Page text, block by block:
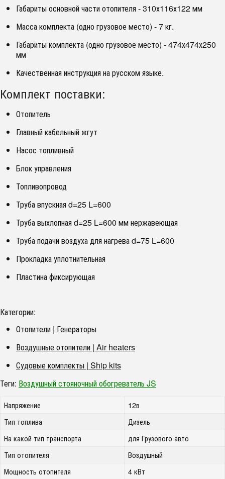
Габариты основной части отопителя - 310х116х122 мм
Масса комплекта (одно грузовое место) - 7 кг.
Габариты комплекта (одно грузовое место) - 474х474х250
мм
Качественная инструкция на русском языке.
Комплект поставки:
Отопитель
Главный кабельный жгут
Насос топливный
Блок управления
Топливопровод
Труба впускная d=25 L=600
Труба выхлопная d=25 L=600 мм нержавеющая
Труба подачи воздуха для нагрева d=75 L=600
Прокладка уплотнительная
Пластина фиксирующая
Категории:
Отопители | Генераторы
Воздушные отопители | Air heaters
Судовые комплекты | Ship kits
Теги: Воздушный стояночный обогреватель JS
Напряжение
12в
Тип топлива
Дизель
На какой тип транспорта
для Грузового авто
Тип отопителя
Воздушный
Мощность отопителя
4 кВт